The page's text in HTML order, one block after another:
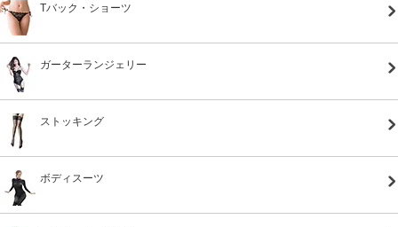
Tバック・ショーツ
ガーターランジェリー
ストッキング
ボディスーツ